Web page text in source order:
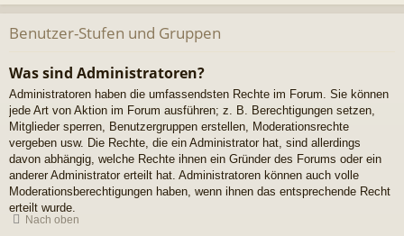
Benutzer-Stufen und Gruppen
Was sind Administratoren?
Administratoren haben die umfassendsten Rechte im Forum. Sie können
jede Art von Aktion im Forum ausführen; z. B. Berechtigungen setzen,
Mitglieder sperren, Benutzergruppen erstellen, Moderationsrechte
vergeben usw. Die Rechte, die ein Administrator hat, sind allerdings
davon abhängig, welche Rechte ihnen ein Gründer des Forums oder ein
anderer Administrator erteilt hat. Administratoren können auch volle
Moderationsberechtigungen haben, wenn ihnen das entsprechende Recht
erteilt wurde.
Nach oben